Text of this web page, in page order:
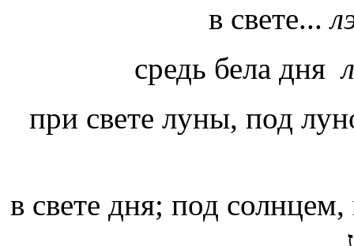
в свете...
средь бела дня
при свете луны, под
в свете дня; под